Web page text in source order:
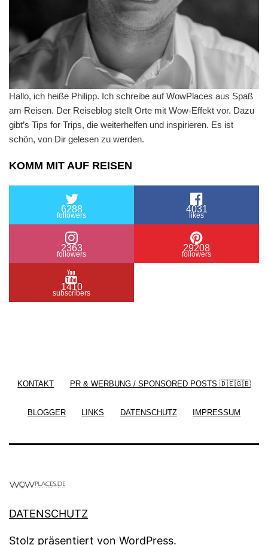
Hallo, ich heiße Philipp. Ich schreibe auf WowPlaces aus Spaß
am Reisen. Der Reiseblog stellt Orte mit Wow-Effekt vor. Dazu
gibt’s Tips for Trips, die weiterhelfen und inspirieren. Es ist
schön, von Dir gelesen zu werden.
KOMM MIT AUF REISEN
6288
followers
4031
likes
2363
followers
29208
followers
1410
subscribers
KONTAKT PR & WERBUNG / SPONSORED POSTS 🇩🇪🇬🇧
BLOGGER LINKS DATENSCHUTZ IMPRESSUM
DATENSCHUTZ
Stolz präsentiert von WordPress.